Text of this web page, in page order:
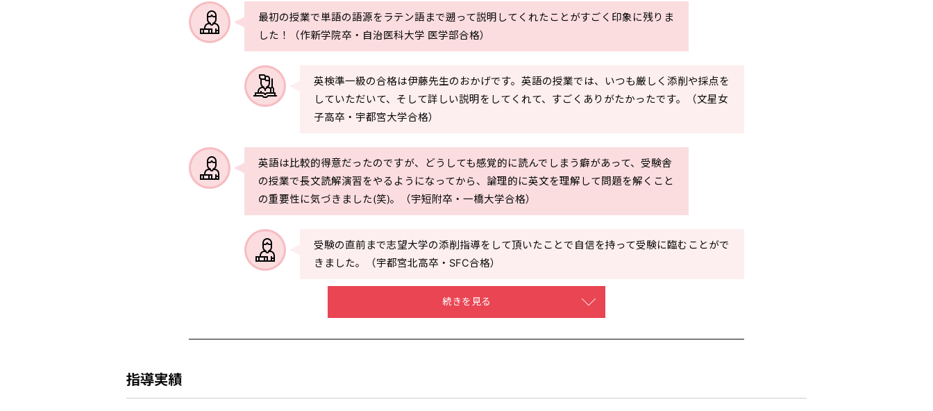
最初の授業で単語の語源をラテン語まで遡って説明してくれたことがすごく印象に残りま
した！（作新学院卒・自治医科大学 医学部合格）
英検準一級の合格は伊藤先生のおかげです。英語の授業では、いつも厳しく添削や採点を
していただいて、そして詳しい説明をしてくれて、すごくありがたかったです。（文星女
子高卒・宇都宮大学合格）
英語は比較的得意だったのですが、どうしても感覚的に読んでしまう癖があって、受験舎
の授業で長文読解演習をやるようになってから、論理的に英文を理解して問題を解くこと
の重要性に気づきました(笑)。（宇短附卒・一橋大学合格）
受験の直前まで志望大学の添削指導をして頂いたことで自信を持って受験に臨むことがで
きました。（宇都宮北高卒・SFC合格）
続きを見る
指導実績